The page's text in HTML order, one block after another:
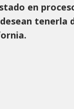
en
tenerla